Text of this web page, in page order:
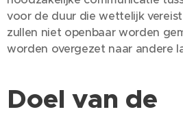
voor de duur die wettelijk
zullen niet openbaar worden
worden overgezet naar andere
Doel van de